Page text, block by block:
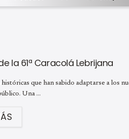
la 61ª Caracolá Lebrijana
históricas que han sabido adaptarse a los
Una ...